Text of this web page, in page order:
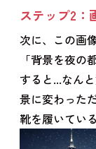
ステップ2：
次に、この画
「背景を夜の
すると...なん
景に変わった
靴を履いてい